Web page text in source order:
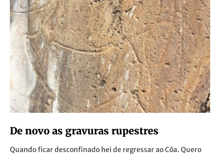
De novo as gravuras rupestres
Quando ficar desconfinado hei de regressar ao Côa. Quero